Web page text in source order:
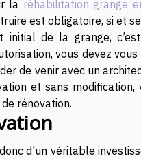
la réhabilitation grange
est obligatoire, si et
de la grange,
vous devez
de venir avec un
et sans modification,
rénovation.
d'un véritable